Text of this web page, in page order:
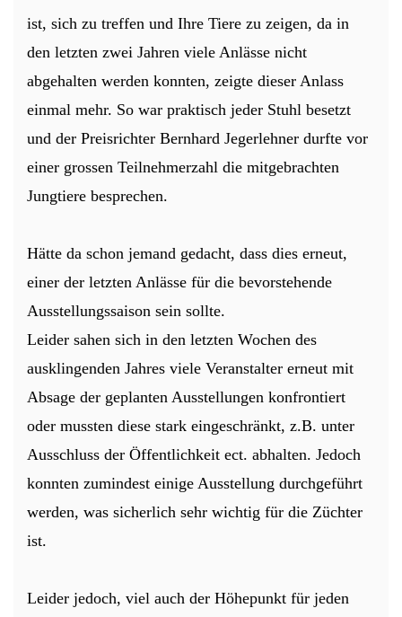
ist, sich zu treffen und Ihre Tiere zu zeigen, da in
den letzten zwei Jahren viele Anlässe nicht
abgehalten werden konnten, zeigte dieser Anlass
einmal mehr. So war praktisch jeder Stuhl besetzt
und der Preisrichter Bernhard Jegerlehner durfte vor
einer grossen Teilnehmerzahl die mitgebrachten
Jungtiere besprechen.
Hätte da schon jemand gedacht, dass dies erneut,
einer der letzten Anlässe für die bevorstehende
Ausstellungssaison sein sollte.
Leider sahen sich in den letzten Wochen des
ausklingenden Jahres viele Veranstalter erneut mit
Absage der geplanten Ausstellungen konfrontiert
oder mussten diese stark eingeschränkt, z.B. unter
Ausschluss der Öffentlichkeit ect. abhalten. Jedoch
konnten zumindest einige Ausstellung durchgeführt
werden, was sicherlich sehr wichtig für die Züchter
ist.
Leider jedoch, viel auch der Höhepunkt für jeden